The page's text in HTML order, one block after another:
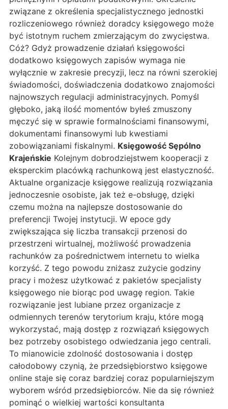
związane z określenia specjalistycznego jednostki
rozliczeniowego również doradcy księgowego może
być istotnym ruchem zmierzającym do zwycięstwa.
Cóż? Gdyż prowadzenie działań księgowości
dodatkowo księgowych zapisów wymaga nie
wyłącznie w zakresie precyzji, lecz na równi szerokiej
świadomości, doświadczenia dodatkowo znajomości
najnowszych regulacji administracyjnych. Pomyśl
głęboko, jaką ilość momentów byłeś zmuszony
męczyć się w sprawie formalnościami finansowymi,
dokumentami finansowymi lub kwestiami
zobowiązaniami fiskalnymi. Księgowość Sępólno
Krajeńskie Kolejnym dobrodziejstwem kooperacji z
eksperckim placówką rachunkową jest elastyczność.
Aktualne organizacje księgowe realizują rozwiązania
jednoczesnie osobiste, jak też e-obsługę, dzięki
czemu można na najlepsze dostosowanie do
preferencji Twojej instytucji. W epoce gdy
zwiększająca się liczba transakcji przenosi do
przestrzeni wirtualnej, możliwość prowadzenia
rachunków za pośrednictwem internetu to wielka
korzyść. Z tego powodu zniżasz zużycie godziny
pracy i możesz użytkować z pakietów specjalisty
księgowego nie biorąc pod uwagę region. Takie
rozwiązanie jest lubiane przez organizacje z
odmiennych terenów terytorium kraju, które mogą
wykorzystać, mają dostęp z rozwiązań księgowych
bez potrzeby osobistego odwiedzania jego centrali.
To mianowicie zdolność dostosowania i dostęp
całodobowy czynią, że przedsiębiorstwo księgowe
online staje się coraz bardziej coraz popularniejszym
wyborem wśród przedsiębiorców. Nie da się również
pominąć o wielkiej wartości konsultanta